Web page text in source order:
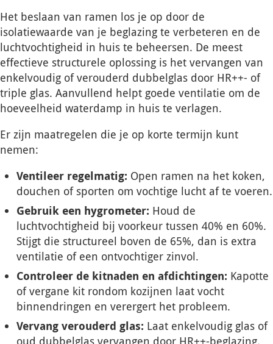
Het beslaan van ramen los je op door de
isolatiewaarde van je beglazing te verbeteren en de
luchtvochtigheid in huis te beheersen. De meest
effectieve structurele oplossing is het vervangen van
enkelvoudig of verouderd dubbelglas door HR++- of
triple glas. Aanvullend helpt goede ventilatie om de
hoeveelheid waterdamp in huis te verlagen.
Er zijn maatregelen die je op korte termijn kunt
nemen:
Ventileer regelmatig: Open ramen na het koken,
douchen of sporten om vochtige lucht af te voeren.
Gebruik een hygrometer: Houd de
luchtvochtigheid bij voorkeur tussen 40% en 60%.
Stijgt die structureel boven de 65%, dan is extra
ventilatie of een ontvochtiger zinvol.
Controleer de kitnaden en afdichtingen: Kapotte
of vergane kit rondom kozijnen laat vocht
binnendringen en verergert het probleem.
Vervang verouderd glas: Laat enkelvoudig glas of
oud dubbelglas vervangen door HR++-beglazing.